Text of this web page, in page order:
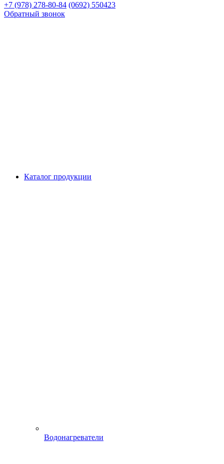
+7 (978) 278-80-84 (0692) 550423
Обратный звонок
Каталог продукции
Водонагреватели